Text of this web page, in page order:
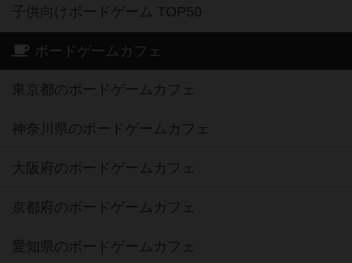
子供向けボードゲーム TOP50
ボードゲームカフェ
東京都のボードゲームカフェ
神奈川県のボードゲームカフェ
大阪府のボードゲームカフェ
京都府のボードゲームカフェ
愛知県のボードゲームカフェ